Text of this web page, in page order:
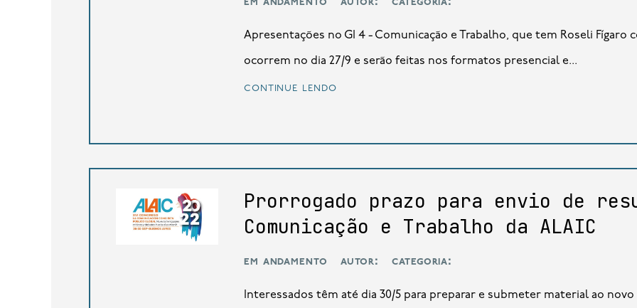
Apresentações no GI 4 - Comunicação e Trabalho, que tem Roseli Fígaro
ocorrem no dia 27/9 e serão feitas nos formatos presencial e...
continue lendo
Prorrogado prazo para envio de
Comunicação e Trabalho da ALAIC
em andamento autor: categoria:
Interessados têm até dia 30/5 para preparar e submeter material ao